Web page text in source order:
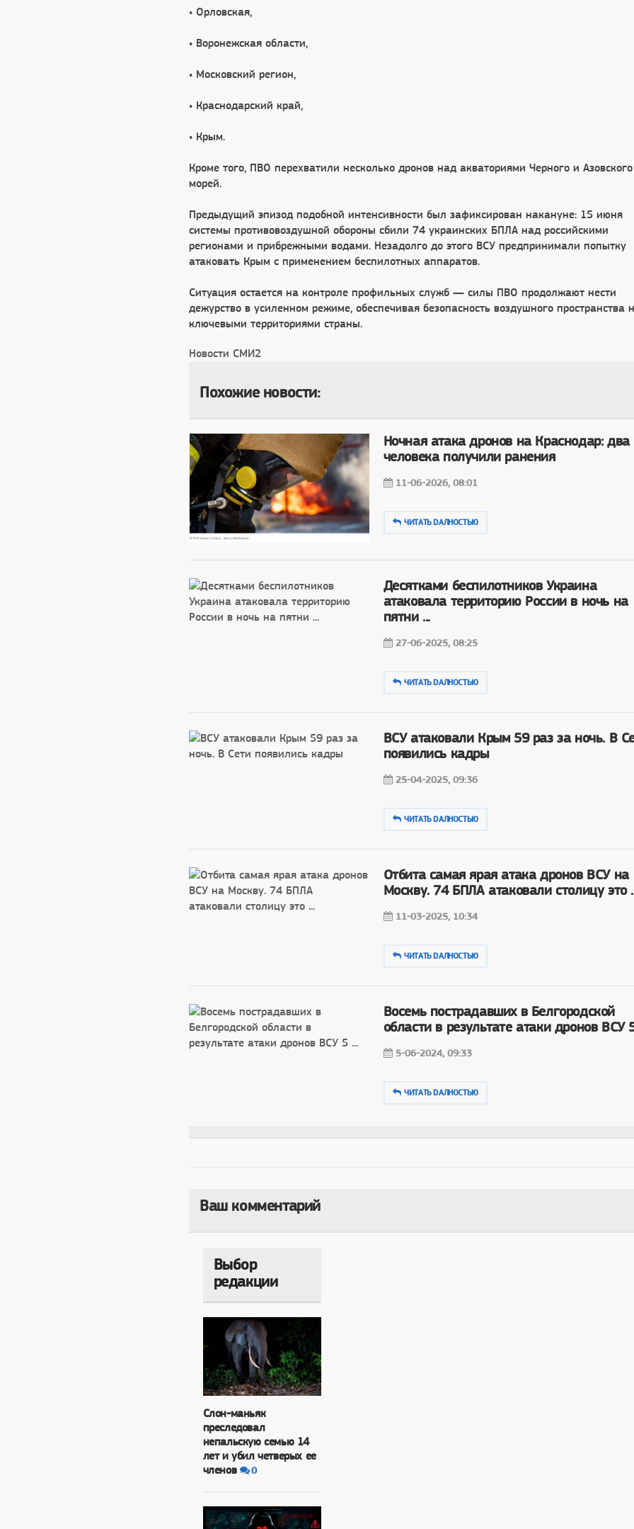
• Орловская,
• Воронежская области,
• Московский регион,
• Краснодарский край,
• Крым.
Кроме того, ПВО перехватили несколько дронов над акваториями Черного и Азовского
морей.
Предыдущий эпизод подобной интенсивности был зафиксирован накануне: 15 июня
системы противовоздушной обороны сбили 74 украинских БПЛА над российскими
регионами и прибрежными водами. Незадолго до этого ВСУ предпринимали попытку
атаковать Крым с применением беспилотных аппаратов.
Ситуация остается на контроле профильных служб — силы ПВО продолжают нести
дежурство в усиленном режиме, обеспечивая безопасность воздушного пространства
ключевыми территориями страны.
Новости СМИ2
Похожие новости:
Ночная атака дронов на Краснодар: два
человека получили ранения
11-06-2026, 08:01
ЧИТАТЬ DAЛНОСТЬЮ
Десятками беспилотников Украина
атаковала территорию России в ночь на
пятни ...
27-06-2025, 08:25
ЧИТАТЬ DAЛНОСТЬЮ
ВСУ атаковали Крым 59 раз за ночь. В
появились кадры
25-04-2025, 09:36
ЧИТАТЬ DAЛНОСТЬЮ
Отбита самая ярая атака дронов ВСУ на
Москву. 74 БПЛА атаковали столицу это
11-03-2025, 10:34
ЧИТАТЬ DAЛНОСТЬЮ
Восемь пострадавших в Белгородской
области в результате атаки дронов ВСУ
5-06-2024, 09:33
ЧИТАТЬ DAЛНОСТЬЮ
Ваш комментарий
Выбор
редакции
Слон-маньяк
преследовал
непальскую семью 14
лет и убил четверых ее
членов
0